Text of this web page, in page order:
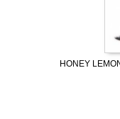
HONEY